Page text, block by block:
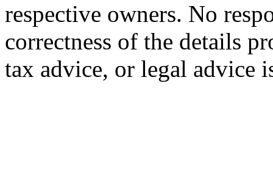
respective owners. No
correctness of the details
tax advice, or legal advice